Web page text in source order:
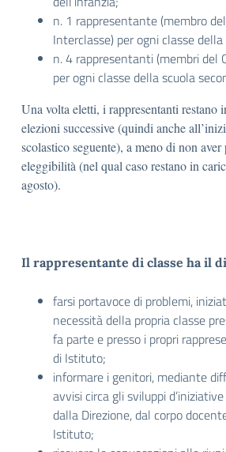
n. 1 rappresentante (membro
Interclasse) per ogni classe
n. 4 rappresentanti (membri del
per ogni classe della scuola
Una volta eletti, i rappresentanti restano
elezioni successive (quindi anche
scolastico seguente), a meno di non
eleggibilità (nel qual caso restano in
agosto).
Il rappresentante di classe ha il
farsi portavoce di problemi,
necessità della propria classe
fa parte e presso i propri
di Istituto;
informare i genitori, mediante
avvisi circa gli sviluppi
dalla Direzione, dal corpo
Istituto;